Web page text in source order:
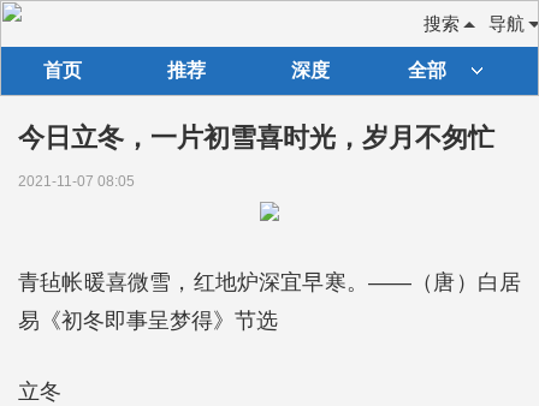
导航
搜索
首页 推荐 深度 全部
今日立冬，一片初雪喜时光，岁月不匆忙
2021-11-07 08:05
青毡帐暖喜微雪，红地炉深宜早寒。——（唐）白居
易《初冬即事呈梦得》节选
立冬